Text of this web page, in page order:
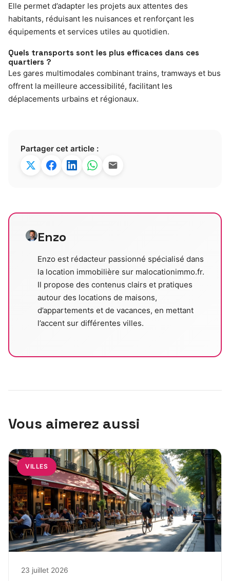
Elle permet d’adapter les projets aux attentes des
habitants, réduisant les nuisances et renforçant les
équipements et services utiles au quotidien.
Quels transports sont les plus efficaces dans ces
quartiers ?
Les gares multimodales combinant trains, tramways et bus
offrent la meilleure accessibilité, facilitant les
déplacements urbains et régionaux.
Partager cet article :
Enzo
Enzo est rédacteur passionné spécialisé dans
la location immobilière sur malocationimmo.fr.
Il propose des contenus clairs et pratiques
autour des locations de maisons,
d’appartements et de vacances, en mettant
l’accent sur différentes villes.
Vous aimerez aussi
VILLES
23 juillet 2026